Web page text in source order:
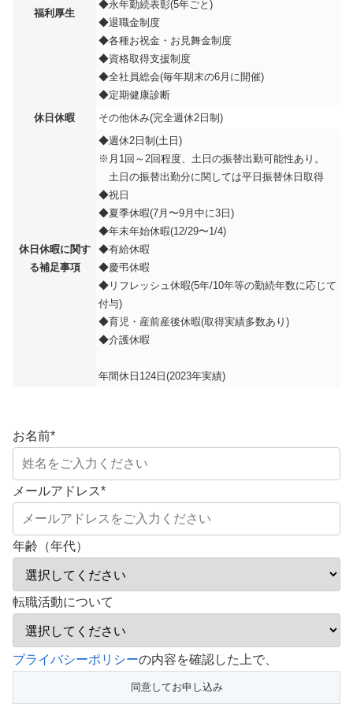
福利厚生
◆永年勤続表彰(5年ごと)
◆退職⾦制度
◆各種お祝金・お見舞金制度
◆資格取得⽀援制度
◆全社員総会(毎年期末の6⽉に開催)
◆定期健康診断
休日休暇
その他休み(完全週休2日制)
休日休暇に関す
る補足事項
◆週休2日制(土日)
※月1回～2回程度、土日の振替出勤可能性あり。
土日の振替出勤分に関しては平日振替休日取得
◆祝⽇
◆夏季休暇(7⽉〜9⽉中に3⽇)
◆年末年始休暇(12/29〜1/4)
◆有給休暇
◆慶弔休暇
◆リフレッシュ休暇(5年/10年等の勤続年数に応じて
付与)
◆育児・産前産後休暇(取得実績多数あり)
◆介護休暇
年間休日124日(2023年実績)
お名前*
メールアドレス*
年齢（年代）
転職活動について
こ
フ
プライバシーポリシーの内容を確認した上で、